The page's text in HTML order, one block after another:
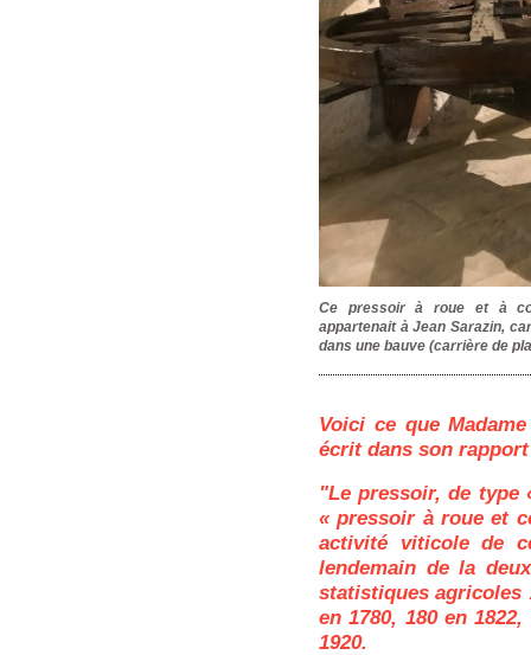
Ce pressoir à roue et à
appartenait à Jean Sarazin,
dans une bauve (carrière de
Voici ce que
écrit dans son
"Le pressoir, de type
« pressoir à roue et
activité viticole de
lendemain de la
statistiques agricoles
en 1780, 180 en
1920.